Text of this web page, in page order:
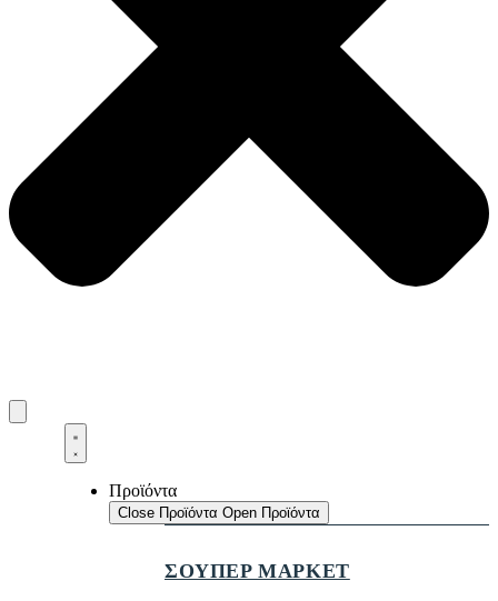
Προϊόντα
Close Προϊόντα Open Προϊόντα
ΣΟΥΠΕΡ ΜΑΡΚΕΤ